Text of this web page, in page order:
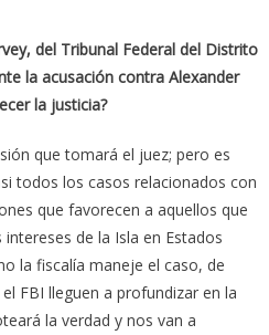
del Tribunal Federal del Distrito
la acusación contra Alexander
la justicia?
que tomará el juez; pero es
todos los casos relacionados con
que favorecen a aquellos que
de la Isla en Estados
la fiscalía maneje el caso, de
FBI lleguen a profundizar en la
la verdad y nos van a